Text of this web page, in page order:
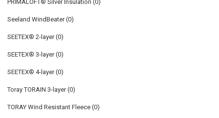
PRIMALOFT® Silver Insulation (0)
Seeland WindBeater(0)
SEETEX® 2-layer(0)
SEETEX® 3-layer(0)
SEETEX® 4-layer(0)
Toray TORAIN 3-layer(0)
TORAY Wind Resistant Fleece (0)